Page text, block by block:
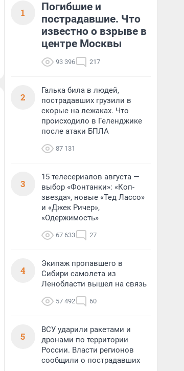
1
Погибшие и
пострадавшие. Что
известно о взрыве в
центре Москвы
93 396 217
2
Галька била в людей,
пострадавших грузили в
скорые на лежаках. Что
происходило в Геленджике
после атаки БПЛА
87 131
3
15 телесериалов августа —
выбор «Фонтанки»: «Коп-
звезда», новые «Тед Лассо»
и «Джек Ричер»,
«Одержимость»
67 633 27
4
Экипаж пропавшего в
Сибири самолета из
Ленобласти вышел на связь
57 492 60
5
ВСУ ударили ракетами и
дронами по территории
России. Власти регионов
сообщили о пострадавших